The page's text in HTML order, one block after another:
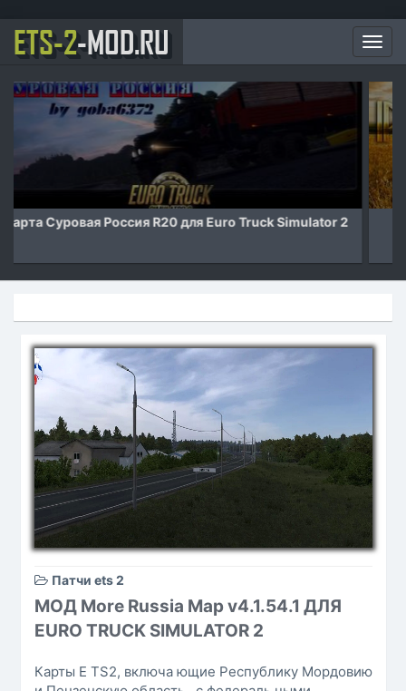
ETS-2-MOD.RU
Карта Российские просторы v7.1 для Euro Truck
Патчи ets 2
МОД More Russia Map v4.1.54.1 ДЛЯ
EURO TRUCK SIMULATOR 2
Карты E TS2, включа ющие Республику Мордовию